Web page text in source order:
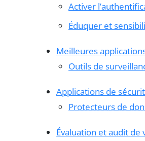
Activer
Éduquer et
Meilleures
Outils de
Applications de
Protecteurs de
Évaluation et audit